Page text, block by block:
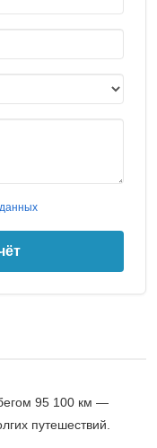
95 100 км —
путешествий.